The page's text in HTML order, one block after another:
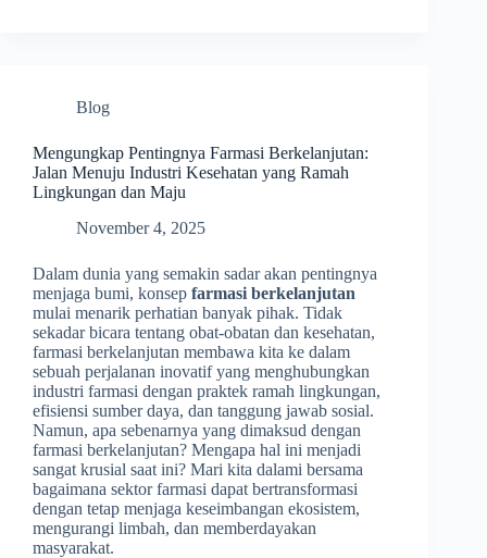
Blog
Mengungkap Pentingnya Farmasi Berkelanjutan:
Jalan Menuju Industri Kesehatan yang Ramah
Lingkungan dan Maju
November 4, 2025
Dalam dunia yang semakin sadar akan pentingnya
menjaga bumi, konsep farmasi berkelanjutan
mulai menarik perhatian banyak pihak. Tidak
sekadar bicara tentang obat-obatan dan kesehatan,
farmasi berkelanjutan membawa kita ke dalam
sebuah perjalanan inovatif yang menghubungkan
industri farmasi dengan praktek ramah lingkungan,
efisiensi sumber daya, dan tanggung jawab sosial.
Namun, apa sebenarnya yang dimaksud dengan
farmasi berkelanjutan? Mengapa hal ini menjadi
sangat krusial saat ini? Mari kita dalami bersama
bagaimana sektor farmasi dapat bertransformasi
dengan tetap menjaga keseimbangan ekosistem,
mengurangi limbah, dan memberdayakan
masyarakat.